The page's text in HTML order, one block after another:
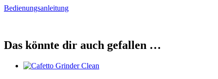
Bedienungsanleitung
Das könnte dir auch gefallen …